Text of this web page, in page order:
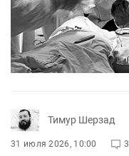
Тимур Шерзад
31 июля 2026, 10:00 3